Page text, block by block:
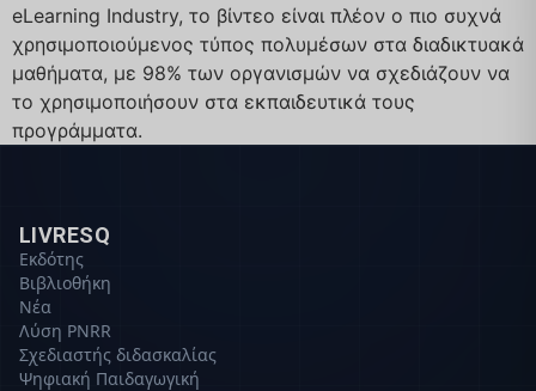
eLearning Industry, το βίντεο είναι πλέον ο πιο συχνά
χρησιμοποιούμενος τύπος πολυμέσων στα διαδικτυακά
μαθήματα, με 98% των οργανισμών να σχεδιάζουν να
το χρησιμοποιήσουν στα εκπαιδευτικά τους
προγράμματα.
LIVRESQ
Εκδότης
Βιβλιοθήκη
Νέα
Λύση PNRR
Σχεδιαστής διδασκαλίας
Ψηφιακή Παιδαγωγική